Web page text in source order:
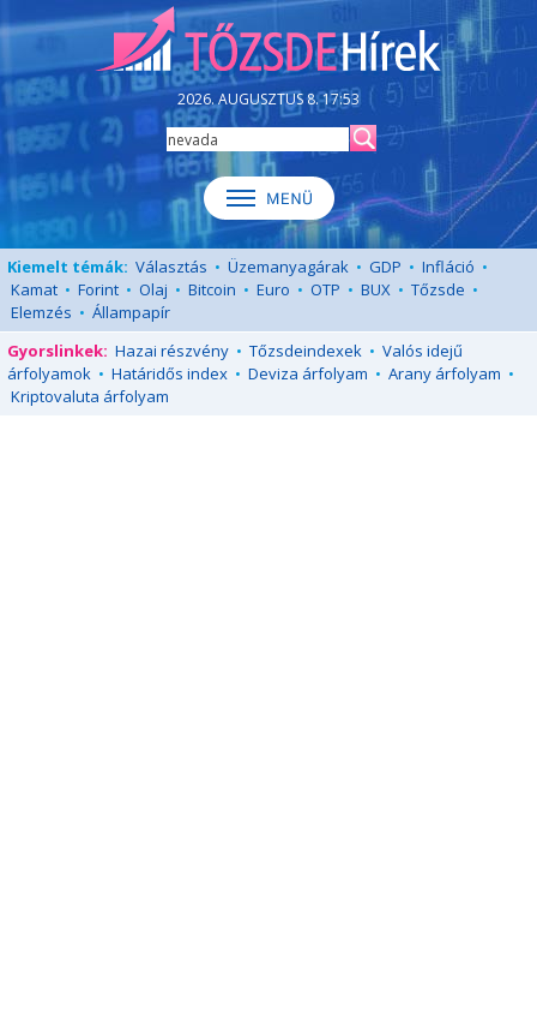
2026. AUGUSZTUS 8. 17:53
Kiemelt témák: Választás • Üzemanyagárak • GDP • Infláció •
Kamat • Forint • Olaj • Bitcoin • Euro • OTP • BUX • Tőzsde •
Elemzés • Állampapír
Gyorslinkek: Hazai részvény • Tőzsdeindexek • Valós idejű
árfolyamok • Határidős index • Deviza árfolyam • Arany árfolyam •
Kriptovaluta árfolyam